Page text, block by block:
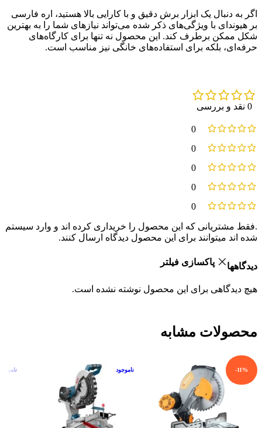
اگر به دنبال یک ابزار برش دقیق و با کارایی بالا هستید، اره فارسی
بر هیوندای با ویژگی‌های ذکر شده می‌تواند نیازهای شما را به بهترین
شکل ممکن برطرف کند. این محصول نه تنها برای کارگاه‌های
حرفه‌ای، بلکه برای استفاده‌های خانگی نیز مناسب است.
0 نقد و بررسی
0
0
0
0
0
دیدگاهها پاکسازی فیلتر
هیچ دیدگاهی برای این محصول نوشته نشده است.
.فقط مشتریانی که این محصول را خریداری کرده اند و وارد سیستم
شده اند میتوانند برای این محصول دیدگاه ارسال کنند.
محصولات مشابه
-11% ناموجود ناموجود